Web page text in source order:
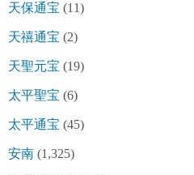
天保通宝 (11)
天禧通宝 (2)
天聖元宝 (19)
太平聖宝 (6)
太平通宝 (45)
安南 (1,325)